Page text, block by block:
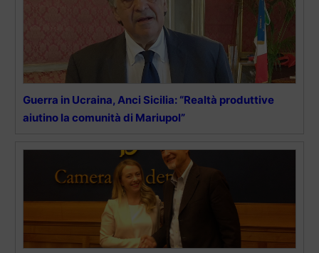
Guerra in Ucraina, Anci Sicilia: “Realtà produttive
aiutino la comunità di Mariupol”